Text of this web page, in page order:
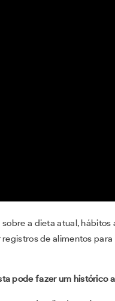
a dieta atual, hábitos
de alimentos para
pode fazer um histórico